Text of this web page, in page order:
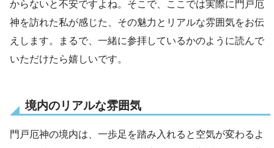
からないと不安ですよね。そこで、ここでは実際に門戸厄
神を訪れた私が感じた、その魅力とリアルな雰囲気をお伝
えします。まるで、一緒に参拝しているかのように読んで
いただけたら嬉しいです。
境内のリアルな雰囲気
門戸厄神の境内は、一歩足を踏み入れると空気が変わるよ